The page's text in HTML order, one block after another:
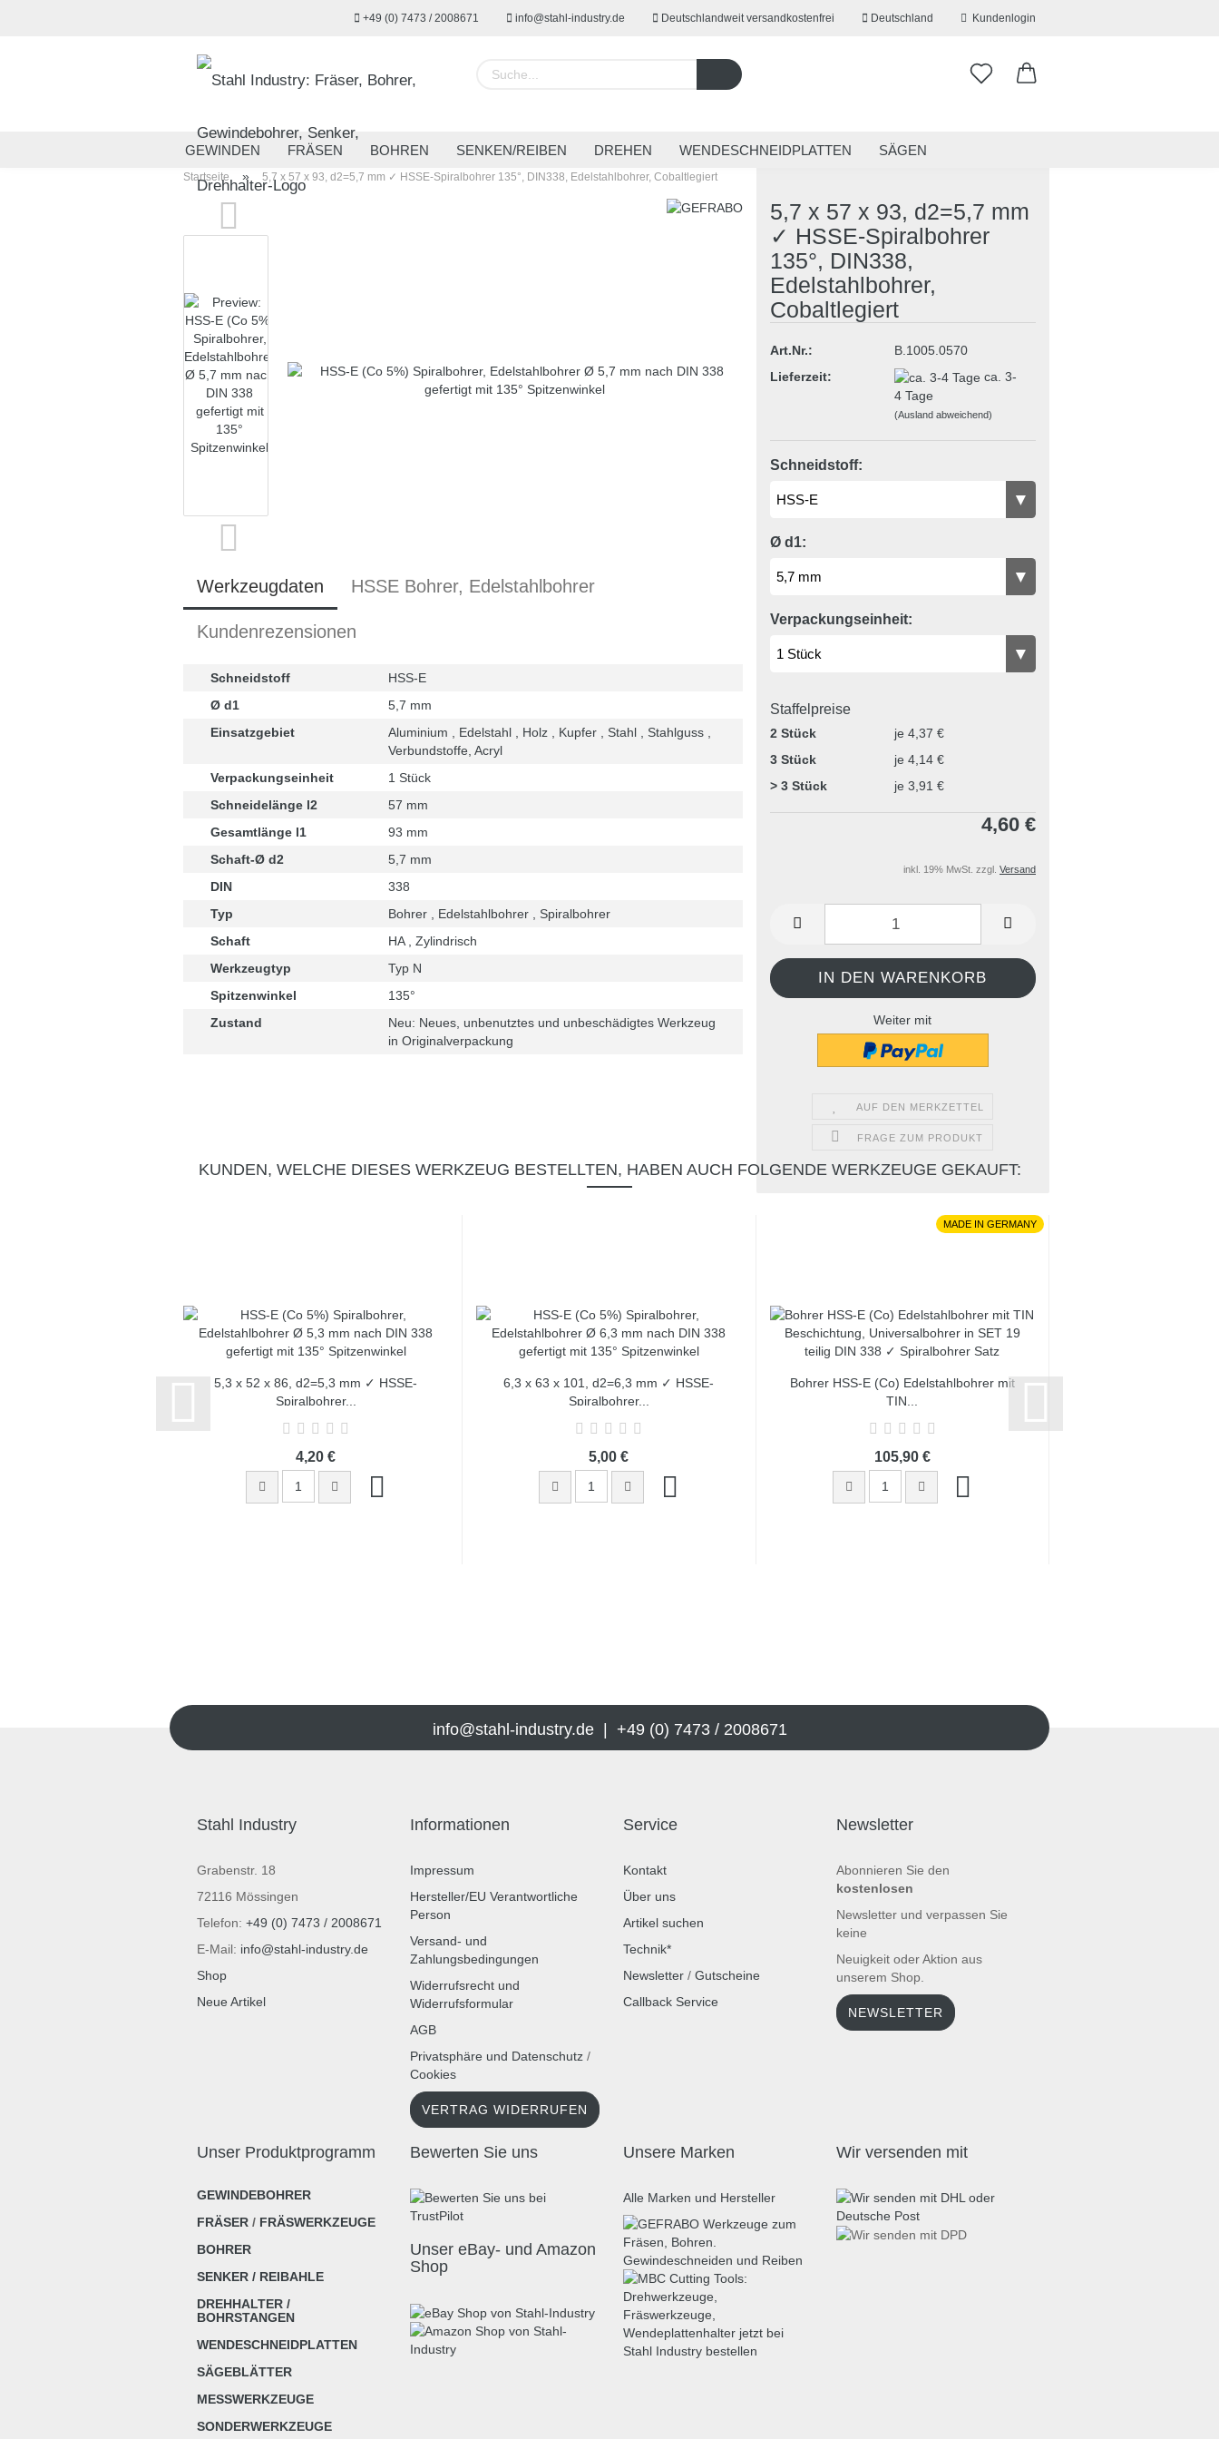
+49 (0) 7473 / 2008671 info@stahl-industry.de Deutschlandweit versandkostenfrei Deutschland
Lieferland
Kundenlogin
Konto erstellen
Passwort vergessen?
GEWINDEN FRÄSEN BOHREN SENKEN/REIBEN DREHEN WENDESCHNEIDPLATTEN SÄGEN
MESSTECHNIK HANDWERKZEUGE SPANNTECHNIK SONDERWERKZEUGE
Startseite » 5,7 x 57 x 93, d2=5,7 mm ✓ HSSE-Spiralbohrer 135°, DIN338, Edelstahlbohrer, Cobaltlegiert
5,7 x 57 x 93, d2=5,7 mm
✓ HSSE-Spiralbohrer
135°, DIN338,
Edelstahlbohrer,
Cobaltlegiert
Art.Nr.:
B.1005.0570
Lieferzeit:
ca. 3-
4 Tage
(Ausland abweichend)
Schneidstoff:
Ø d1:
Verpackungseinheit:
Staffelpreise
2 Stück
je 4,37 €
3 Stück
je 4,14 €
> 3 Stück
je 3,91 €
4,60 €
inkl. 19% MwSt. zzgl. Versand
Weiter mit
AUF DEN MERKZETTEL
FRAGE ZUM PRODUKT
Werkzeugdaten HSSE Bohrer, Edelstahlbohrer
Kundenrezensionen
Schneidstoff
HSS-E
Ø d1
5,7 mm
Einsatzgebiet
Aluminium , Edelstahl , Holz , Kupfer , Stahl , Stahlguss ,
Verbundstoffe, Acryl
Verpackungseinheit
1 Stück
Schneidelänge l2
57 mm
Gesamtlänge l1
93 mm
Schaft-Ø d2
5,7 mm
DIN
338
Typ
Bohrer , Edelstahlbohrer , Spiralbohrer
Schaft
HA , Zylindrisch
Werkzeugtyp
Typ N
Spitzenwinkel
135°
Zustand
Neu: Neues, unbenutztes und unbeschädigtes Werkzeug
in Originalverpackung
KUNDEN, WELCHE DIESES WERKZEUG BESTELLTEN, HABEN AUCH FOLGENDE WERKZEUGE GEKAUFT:
5,3 x 52 x 86, d2=5,3 mm ✓ HSSE-
Spiralbohrer...
4,20 €
6,3 x 63 x 101, d2=6,3 mm ✓ HSSE-
Spiralbohrer...
5,00 €
MADE IN GERMANY
Bohrer HSS-E (Co) Edelstahlbohrer mit
TIN...
105,90 €
info@stahl-industry.de | +49 (0) 7473 / 2008671
Stahl Industry
Grabenstr. 18
72116 Mössingen
Telefon: +49 (0) 7473 / 2008671
E-Mail: info@stahl-industry.de
Shop
Neue Artikel
Informationen
Impressum
Hersteller/EU Verantwortliche
Person
Versand- und
Zahlungsbedingungen
Widerrufsrecht und
Widerrufsformular
AGB
Privatsphäre und Datenschutz /
Cookies
VERTRAG WIDERRUFEN
Service
Kontakt
Über uns
Artikel suchen
Technik*
Newsletter / Gutscheine
Callback Service
Newsletter
Abonnieren Sie den
kostenlosen
Newsletter und verpassen Sie
keine
Neuigkeit oder Aktion aus
unserem Shop.
NEWSLETTER
Unser Produktprogramm
GEWINDEBOHRER
FRÄSER / FRÄSWERKZEUGE
BOHRER
SENKER / REIBAHLE
DREHHALTER /
BOHRSTANGEN
WENDESCHNEIDPLATTEN
SÄGEBLÄTTER
MESSWERKZEUGE
SONDERWERKZEUGE
Bewerten Sie uns
Unser eBay- und Amazon
Shop
Unsere Marken
Alle Marken und Hersteller
Wir versenden mit